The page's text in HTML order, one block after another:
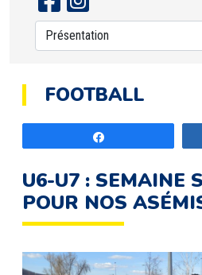
FOOTBALL
U6-U7 : SEMAINE
POUR NOS